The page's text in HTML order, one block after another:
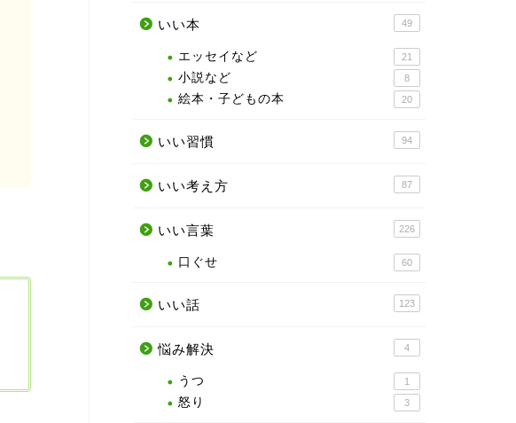
いい本 49
エッセイなど 21
小説など 8
絵本・子どもの本 20
いい習慣 94
いい考え方 87
いい言葉 226
口ぐせ 60
いい話 123
悩み解決 4
うつ 1
怒り 3